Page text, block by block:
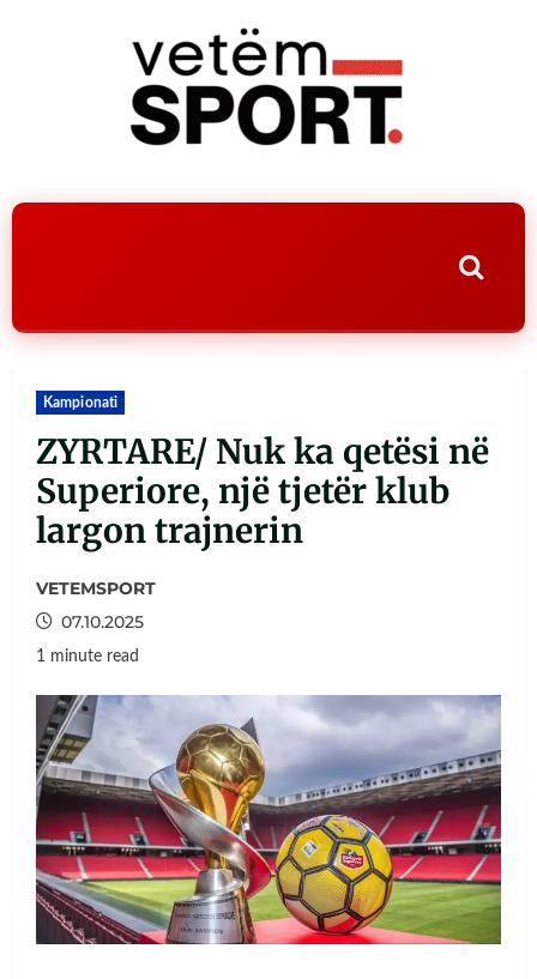
Kampionati
ZYRTARE/ Nuk ka qetësi në
Superiore, një tjetër klub
largon trajnerin
VETEMSPORT
07.10.2025
1 minute read